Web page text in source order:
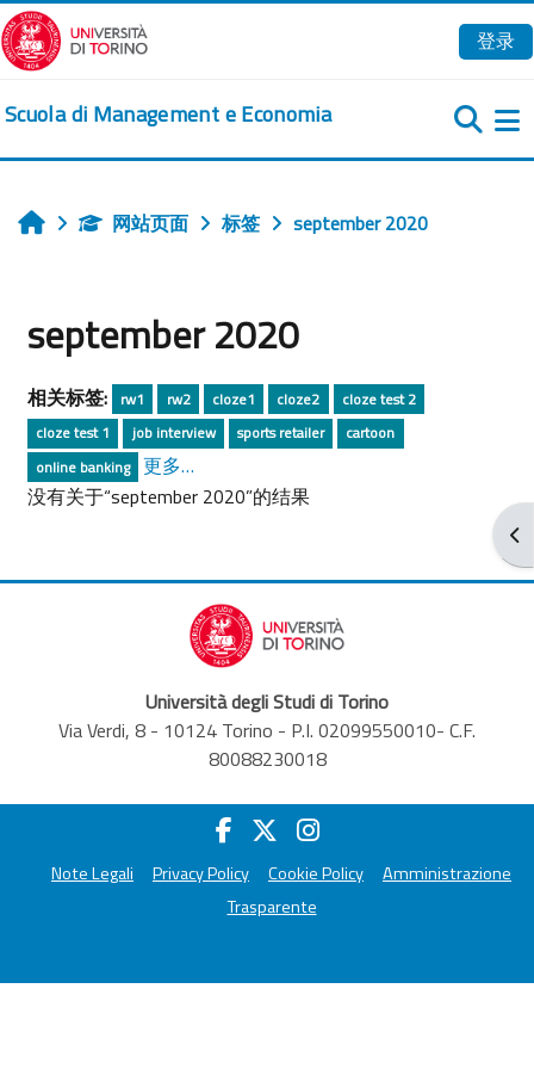
跳到主要内容
登录
Scuola di Management e Economia
打
首页 网站页面 标签 september 2020
september 2020
相关标签: rw1 rw2 cloze1 cloze2
cloze test 2
cloze test 1
job interview sports retailer
cartoon
online banking 更多…
没有关于“september 2020”的结果
Università degli Studi di Torino
Via Verdi, 8 - 10124 Torino - P.I. 02099550010- C.F.
80088230018
Note Legali Privacy Policy Cookie Policy
Amministrazione
Trasparente